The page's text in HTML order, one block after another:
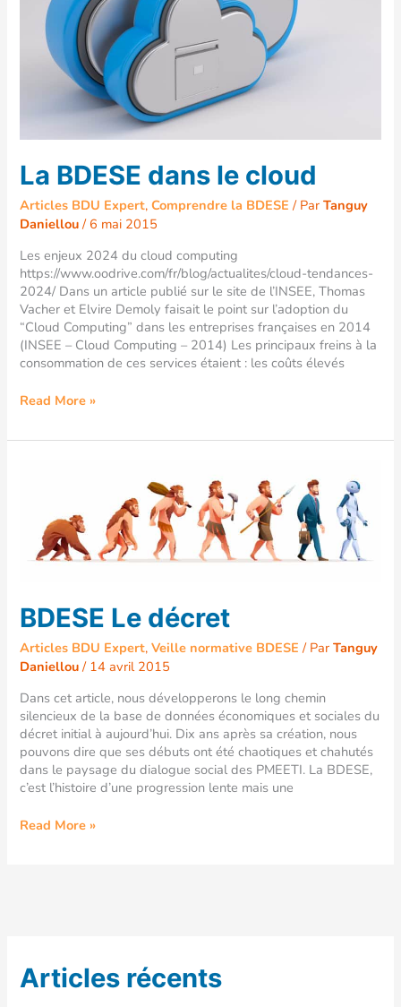
Articles récents
La BDESE dans le cloud
Articles BDU Expert,Comprendre la BDESE / ParTanguy
Daniellou/ 6 mai 2015
Les enjeux 2024 du cloud computing
https://www.oodrive.com/fr/blog/actualites/cloud-tendances-
2024/ Dans un article publié sur le site de l’INSEE, Thomas
Vacher et Elvire Demoly faisait le point sur l’adoption du
“Cloud Computing” dans les entreprises françaises en 2014
(INSEE – Cloud Computing – 2014) Les principaux freins à la
consommation de ces services étaient : les coûts élevés
Read More »
BDESE Le décret
Articles BDU Expert,Veille normative BDESE / ParTanguy
Daniellou/ 14 avril 2015
Dans cet article, nous développerons le long chemin
silencieux de la base de données économiques et sociales du
décret initial à aujourd’hui. Dix ans après sa création, nous
pouvons dire que ses débuts ont été chaotiques et chahutés
dans le paysage du dialogue social des PMEETI. La BDESE,
c’est l’histoire d’une progression lente mais une
Read More »